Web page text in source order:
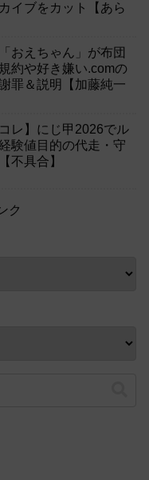
イブをカット【あら
おえちゃん」が布団
約や好き嫌い.comの
罪＆説明【加藤純一
レ】にじ甲2026でル
験値目的の代走・守
不具合】
ク